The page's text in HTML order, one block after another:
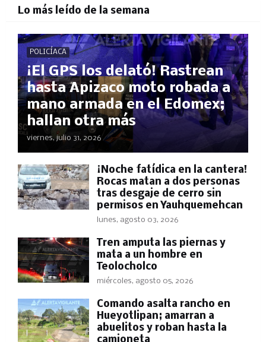
Lo más leído de la semana
POLICÍACA
¡El GPS los delató! Rastrean
hasta Apizaco moto robada a
mano armada en el Edomex;
hallan otra más
viernes, julio 31, 2026
​¡Noche fatídica en la cantera!
Rocas matan a dos personas
tras desgaje de cerro sin
permisos en Yauhquemehcan
lunes, agosto 03, 2026
Tren amputa las piernas y
mata a un hombre en
Teolocholco
miércoles, agosto 05, 2026
Comando asalta rancho en
Hueyotlipan; amarran a
abuelitos y roban hasta la